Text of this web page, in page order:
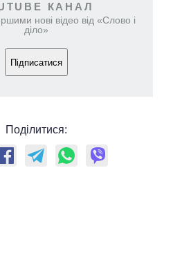
КАНАЛ
нові відео від «Слово і
діло»
Підписатися
Поділитися: